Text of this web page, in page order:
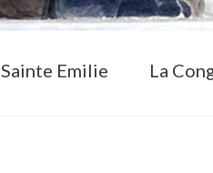
Sainte Emilie La